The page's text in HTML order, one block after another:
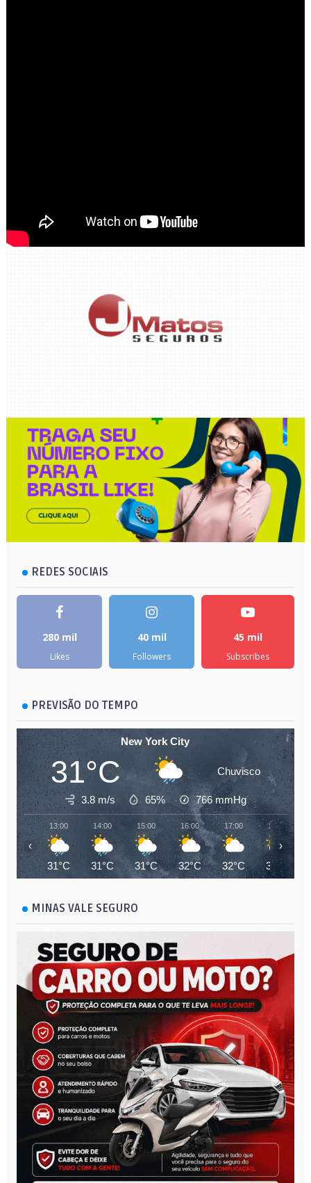
REDES SOCIAIS
280 mil
Likes
40 mil
Followers
45 mil
Subscribes
PREVISÃO DO TEMPO
New York City
31°C Chuvisco
3.8 m/s 65% 766mmHg
13:00
31°C
14:00
31°C
15:00
31°C
16:00
32°C
17:00
32°C
18:00
31°C
‹ ›
MINAS VALE SEGURO